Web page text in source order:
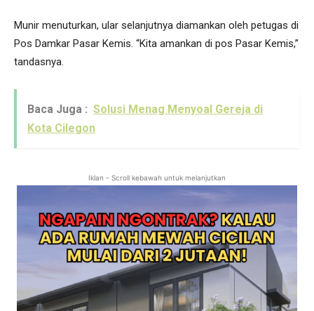
Munir menuturkan, ular selanjutnya diamankan oleh petugas di
Pos Damkar Pasar Kemis. “Kita amankan di pos Pasar Kemis,”
tandasnya.
Baca Juga : Solusi Menag Menyoal Gereja di
Kota Cilegon
Iklan - Scroll kebawah untuk melanjutkan